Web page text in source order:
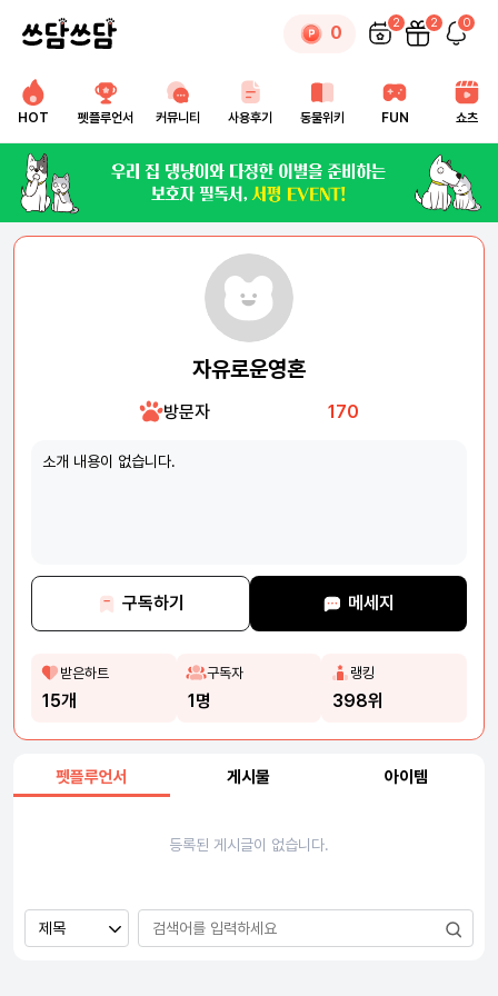
0 2 2 0
HOT 펫플루언서 커뮤니티 사용후기 동물위키 FUN 쇼츠
자유로운영혼
방문자 170
소개 내용이 없습니다.
구독하기 메세지
받은하트
15개
구독자
1명
랭킹
398위
펫플루언서 게시물 아이템
등록된 게시글이 없습니다.